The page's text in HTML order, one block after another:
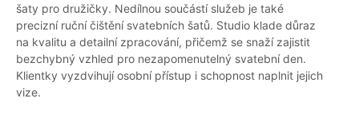
šaty pro družičky. Nedílnou součástí služeb je také
precizní ruční čištění svatebních šatů. Studio klade důraz
na kvalitu a detailní zpracování, přičemž se snaží zajistit
bezchybný vzhled pro nezapomenutelný svatební den.
Klientky vyzdvihují osobní přístup i schopnost naplnit jejich
vize.